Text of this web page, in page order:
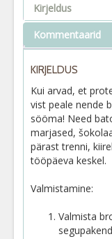
Kirjeldus
Kommentaarid
KIRJELDUS
Kui arvad, et
vist peale nende
sööma! Need
marjased,
pärast trenni,
tööpäeva keskel.
Valmistamine:
Valmista